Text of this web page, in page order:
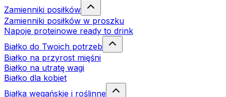
Zamienniki posiłków
Zamienniki posiłków w proszku
Napoje proteinowe ready to drink
Białko do Twoich potrzeb
Białko na przyrost mięśni
Białko na utratę wagi
Białko dla kobiet
Białka wegańskie i roślinne